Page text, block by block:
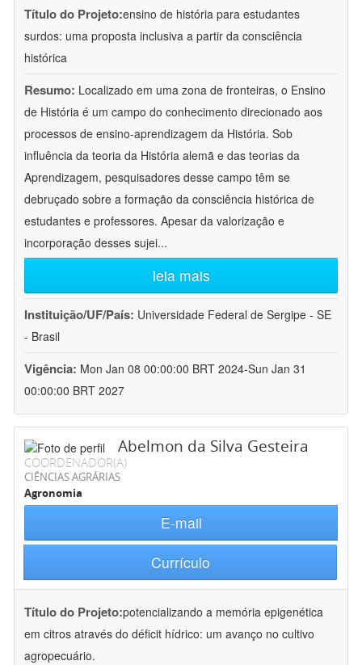
Título do Projeto:ensino de história para estudantes
surdos: uma proposta inclusiva a partir da consciência
histórica
Resumo: Localizado em uma zona de fronteiras, o Ensino
de História é um campo do conhecimento direcionado aos
processos de ensino-aprendizagem da História. Sob
influência da teoria da História alemã e das teorias da
Aprendizagem, pesquisadores desse campo têm se
debruçado sobre a formação da consciência histórica de
estudantes e professores. Apesar da valorização e
incorporação desses sujei...
leia mais
Instituição/UF/País: Universidade Federal de Sergipe - SE
- Brasil
Vigência: Mon Jan 08 00:00:00 BRT 2024-Sun Jan 31
00:00:00 BRT 2027
Abelmon da Silva Gesteira
COORDENADOR(A)
CIÊNCIAS AGRÁRIAS
Agronomia
E-mail
Currículo
Título do Projeto:potencializando a memória epigenética
em citros através do déficit hídrico: um avanço no cultivo
agropecuário.